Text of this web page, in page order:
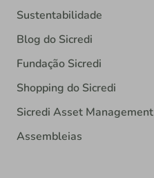
Sustentabilidade
Blog do Sicredi
Fundação Sicredi
Shopping do Sicredi
Sicredi Asset Management
Assembleias